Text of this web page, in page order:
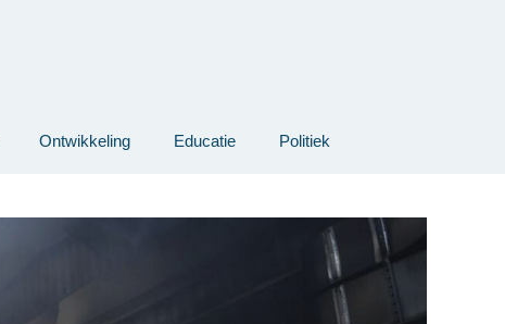
Ontwikkeling Educatie Politiek